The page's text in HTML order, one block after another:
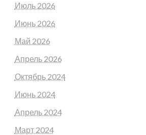
Июль 2026
Июнь 2026
Май 2026
Апрель 2026
Октябрь 2024
Июнь 2024
Апрель 2024
Март 2024